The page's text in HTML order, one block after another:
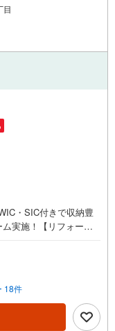
目
・SIC付きで収納豊
実施！【リフォーム
、便器・温水洗浄便
張替えなど。■大阪メ
便性に優れたロケーシ
車での通勤・レジャー
）』徒歩1分で毎日のお
ン！■29階部分につき
18件